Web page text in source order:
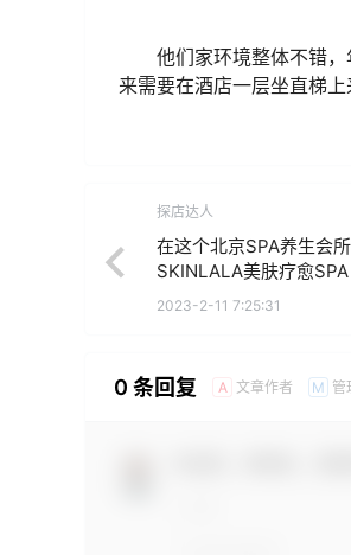
他们家环境整体不错
来需要在酒店一层坐直梯
探店达人
在这个北京SPA养生会
SKINLALA美肤疗愈SPA
2023-2-11 7:25:31
0 条回复 A 文章作者 M 管